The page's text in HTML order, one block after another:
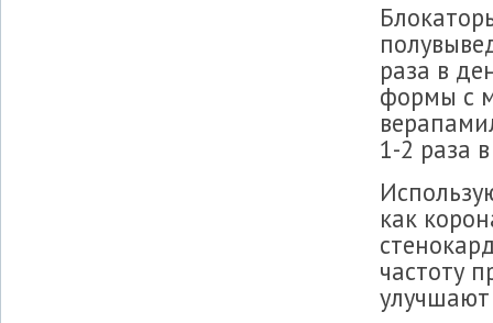
раза в
формы с
1-2 раза
как
частоту
улучшают